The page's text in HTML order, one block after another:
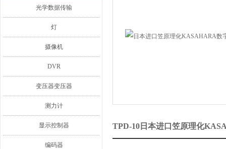
光学数据传输
灯
摄像机
DVR
变压器变压器
测力计
显示控制器
编码器
TPD-10日本进口笠原理化